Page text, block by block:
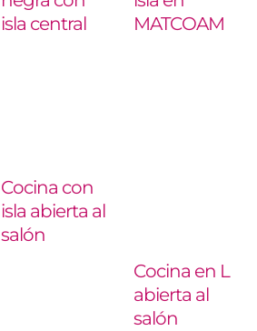
isla central
MATCOAM
Cocina con
isla abierta al
salón
Cocina en L
abierta al
salón